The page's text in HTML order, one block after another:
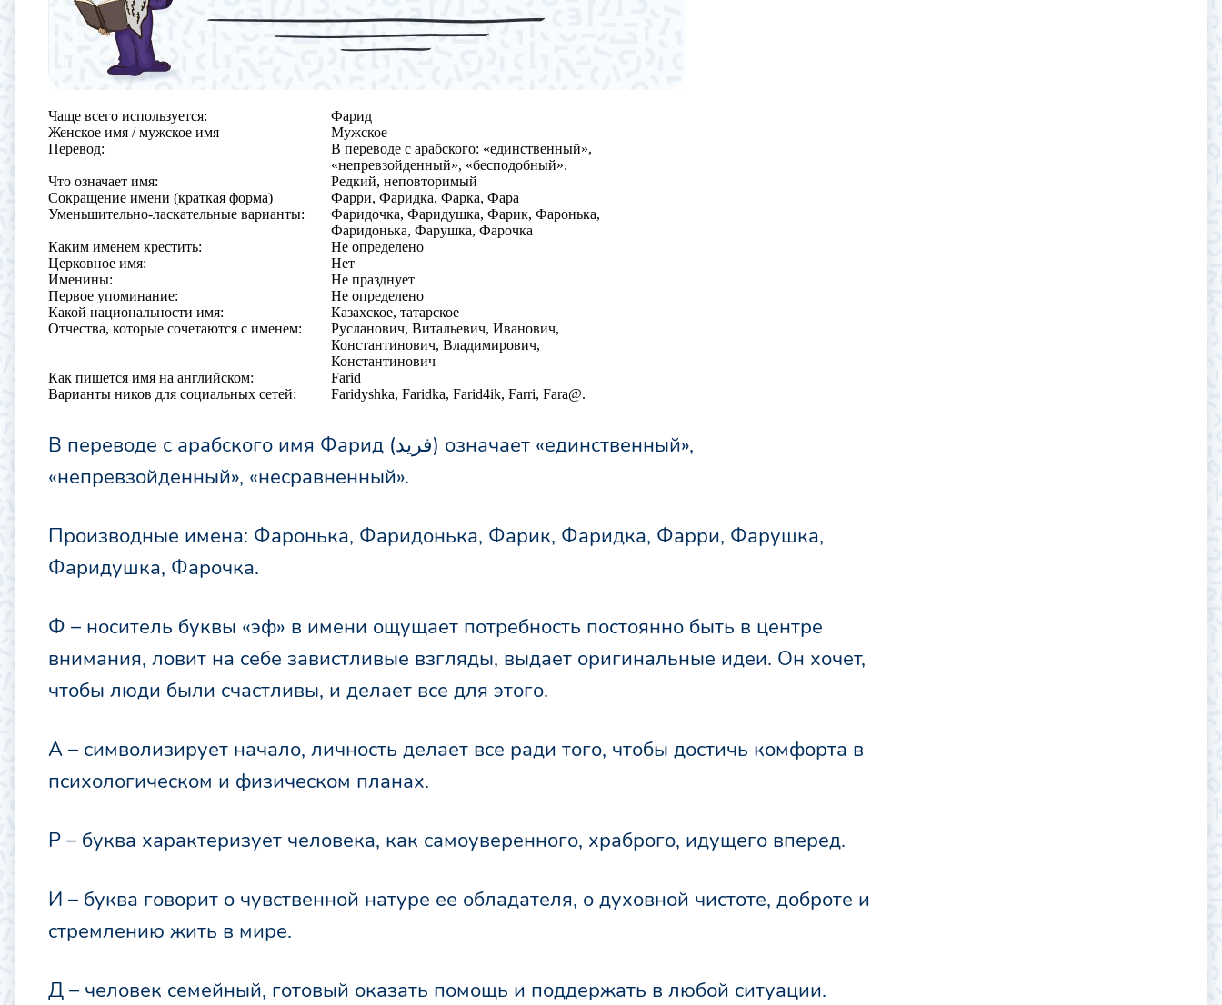
Чаще всего используется:
Фарид
Женское имя / мужское имя
Мужское
Перевод:
В переводе с арабского: «единственный»,
«непревзойденный», «бесподобный».
Что означает имя:
Редкий, неповторимый
Сокращение имени (краткая форма)
Фарри, Фаридка, Фарка, Фара
Уменьшительно-ласкательные варианты:
Фаридочка, Фаридушка, Фарик, Фаронька,
Фаридонька, Фарушка, Фарочка
Каким именем крестить:
Не определено
Церковное имя:
Нет
Именины:
Не празднует
Первое упоминание:
Не определено
Какой национальности имя:
Казахское, татарское
Отчества, которые сочетаются с именем:
Русланович, Витальевич, Иванович,
Константинович, Владимирович,
Константинович
Как пишется имя на английском:
Farid
Варианты ников для социальных сетей:
Faridyshka, Faridka, Farid4ik, Farri, Fara@.
В переводе с арабского имя Фарид (فريد) означает «единственный»,
«непревзойденный», «несравненный».
Производные имена: Фаронька, Фаридонька, Фарик, Фаридка, Фарри, Фарушка,
Фаридушка, Фарочка.
Ф – носитель буквы «эф» в имени ощущает потребность постоянно быть в центре
внимания, ловит на себе завистливые взгляды, выдает оригинальные идеи. Он хочет,
чтобы люди были счастливы, и делает все для этого.
А – символизирует начало, личность делает все ради того, чтобы достичь комфорта в
психологическом и физическом планах.
Р – буква характеризует человека, как самоуверенного, храброго, идущего вперед.
И – буква говорит о чувственной натуре ее обладателя, о духовной чистоте, доброте и
стремлению жить в мире.
Д – человек семейный, готовый оказать помощь и поддержать в любой ситуации.